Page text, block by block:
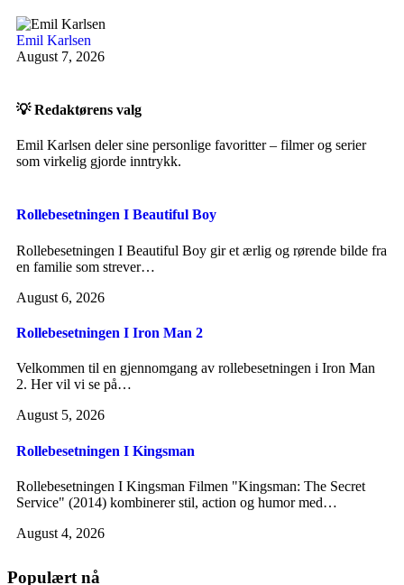
Emil Karlsen
August 7, 2026
💡 Redaktørens valg
Emil Karlsen deler sine personlige favoritter – filmer og serier
som virkelig gjorde inntrykk.
Rollebesetningen I Beautiful Boy
Rollebesetningen I Beautiful Boy gir et ærlig og rørende bilde fra
en familie som strever…
August 6, 2026
Rollebesetningen I Iron Man 2
Velkommen til en gjennomgang av rollebesetningen i Iron Man
2. Her vil vi se på…
August 5, 2026
Rollebesetningen I Kingsman
Rollebesetningen I Kingsman Filmen "Kingsman: The Secret
Service" (2014) kombinerer stil, action og humor med…
August 4, 2026
Populært nå